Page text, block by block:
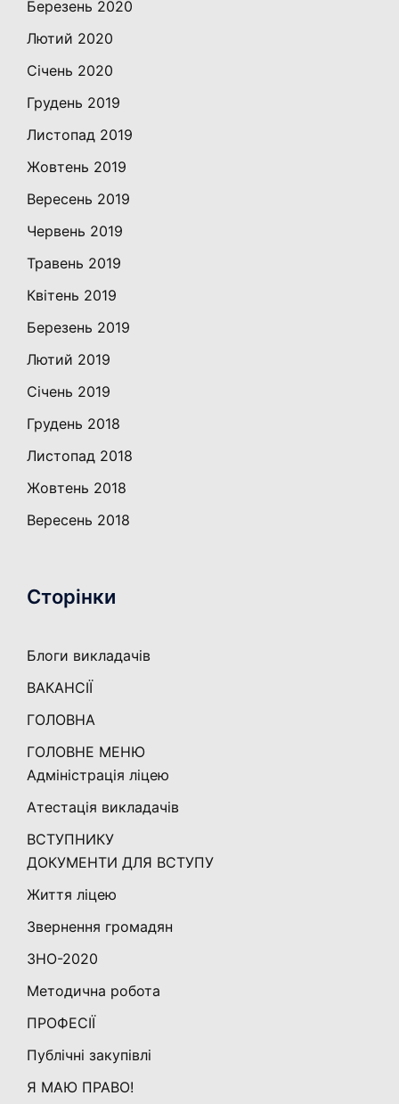
Березень 2020
Лютий 2020
Січень 2020
Грудень 2019
Листопад 2019
Жовтень 2019
Вересень 2019
Червень 2019
Травень 2019
Квітень 2019
Березень 2019
Лютий 2019
Січень 2019
Грудень 2018
Листопад 2018
Жовтень 2018
Вересень 2018
Сторінки
Блоги викладачів
ВАКАНСІЇ
ГОЛОВНА
ГОЛОВНЕ МЕНЮ
Адміністрація ліцею
Атестація викладачів
ВСТУПНИКУ
ДОКУМЕНТИ ДЛЯ ВСТУПУ
Життя ліцею
Звернення громадян
ЗНО-2020
Методична робота
ПРОФЕСІЇ
Публічні закупівлі
Я МАЮ ПРАВО!